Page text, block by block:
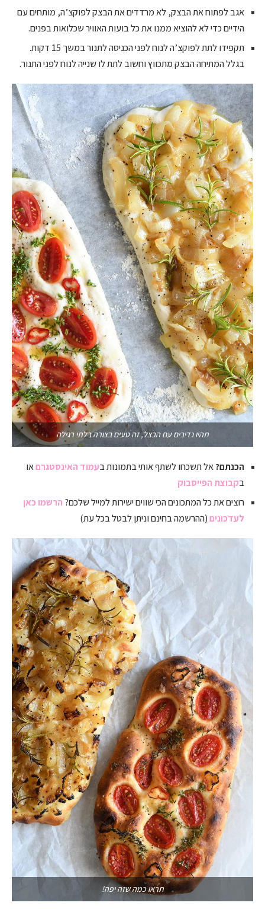
אגב לפתוח את הבצק, לא מרדדים את הבצק לפוקצ’ה, מותחים עם
הידיים כדי לא להוציא ממנו את כל בועות האוויר שכלואות בפנים.
תקפידו לתת לפוקצ’ה לנוח לפני הכניסה לתנור במשך 15 דקות.
בגלל המתיחה הבצק מתכווץ וחשוב לתת לו שנייה לנוח לפני התנור.
תהיו נדיבים עם הבצל, זה טעים בצורה בלתי רגילה
הכנתם?אל תשכחו לשתף אותי בתמונות בעמוד האינסטגרםאו
בקבוצת הפייסבוק
רוצים את כל המתכונים הכי שווים ישירות למייל שלכם? הרשמו כאן
לעדכונים(ההרשמה בחינם וניתן לבטל בכל עת)
תראו כמה שזה יפה!